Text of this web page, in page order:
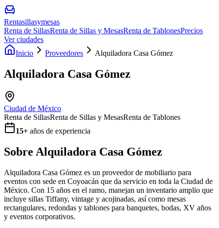
Rentasillasymesas
Renta de SillasRenta de Sillas y MesasRenta de TablonesPrecios
Ver ciudades
Inicio
Proveedores Alquiladora Casa Gómez
Alquiladora Casa Gómez
Ciudad de México
Renta de SillasRenta de Sillas y MesasRenta de Tablones
15+ años de experiencia
Sobre Alquiladora Casa Gómez
Alquiladora Casa Gómez es un proveedor de mobiliario para
eventos con sede en Coyoacán que da servicio en toda la Ciudad de
México. Con 15 años en el ramo, manejan un inventario amplio que
incluye sillas Tiffany, vintage y acojinadas, así como mesas
rectangulares, redondas y tablones para banquetes, bodas, XV años
y eventos corporativos.